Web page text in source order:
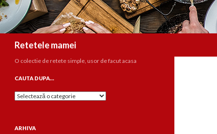
Retetele mamei
O colectie de retete simple, usor de facut acasa
CAUTA DUPA…
Cauta
ARHIVA